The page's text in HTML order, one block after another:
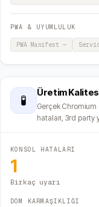
PWA & UYUMLULUK
PWA Manifest—
🧪
Üretim
Gerçek
hataları, 3rd party
KONSOL HATALARI
1
Birkaç uyarı
DOM KARMAŞIKLIĞI